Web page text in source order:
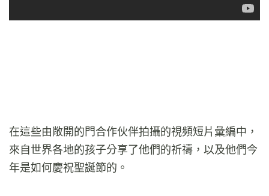
在這些由敞開的門合作伙伴拍攝的視頻短片彙編中，
來自世界各地的孩子分享了他們的祈禱，以及他們今
年是如何慶祝聖誕節的。